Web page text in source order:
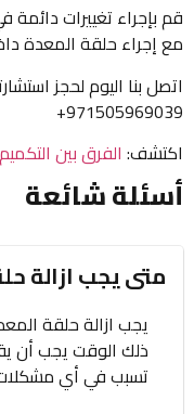
قم بإجراء تغييرات
مع إجراء حلقة المعدة
971505969039+
اكتشف: الفرق بين
أسئلة شائعة
متى يجب ازالة
يجب ازالة حلقة
ذلك الوقت يجب أن
تسبب في أي